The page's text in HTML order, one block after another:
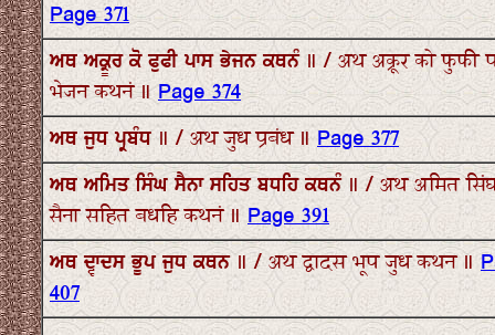
Page 371
ਅਥ ਅਕ੍ਰੂਰ ਕੋ ਫੁਫੀ ਪਾਸ ਭੇਜਨ ਕਥਨੰ ॥ / अथ अक्रूर को फुफी
भेजन कथनं ॥Page 374
ਅਥ ਜੁਧ ਪ੍ਰਬੰਧ ॥ / अथ जुध प्रबंध ॥Page 377
ਅਥ ਅਮਿਤ ਸਿੰਘ ਸੈਨਾ ਸਹਿਤ ਬਧਹਿ ਕਥਨੰ ॥ / अथ अमित
सैना सहित बधहि कथनं ॥ Page 391
ਅਥ ਦ੍ਵਾਦਸ ਭੂਪ ਜੁਧ ਕਥਨ ॥ / अथ द्वादस भूप जुध कथन ॥
407